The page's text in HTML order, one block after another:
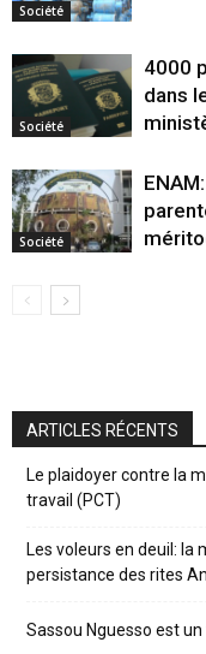
Société
Société
4000
dans
Société
ARTICLES RÉCENTS
Le plaidoyer contre la
travail (PCT)
Les voleurs en deuil: la
persistance des rites
Sassou Nguesso est